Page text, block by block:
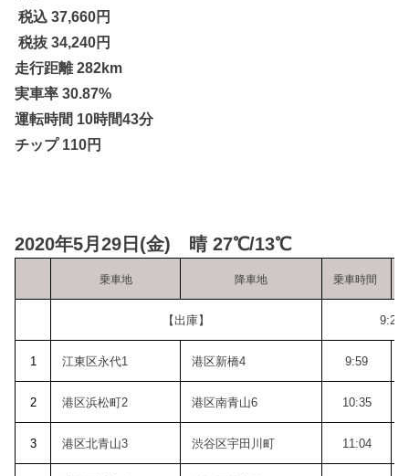
税込 37,660円
税抜 34,240円
走行距離 282km
実車率 30.87%
運転時間 10時間43分
チップ 110円
2020年5月29日(金) 晴 27℃/13℃
乗車地 降車地 乗車時間
【出庫】 9:26
1 江東区永代1 港区新橋4 9:59
2 港区浜松町2 港区南青山6 10:35
3 港区北青山3 渋谷区宇田川町 11:04